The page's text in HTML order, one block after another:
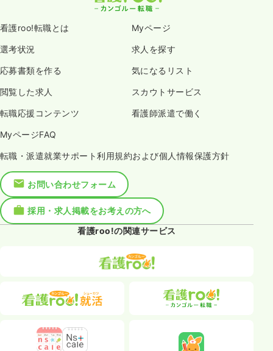
看護roo!転職とは Myページ
選考状況 求人を探す
応募書類を作る 気になるリスト
閲覧した求人 スカウトサービス
転職応援コンテンツ 看護師派遣で働く
MyページFAQ
転職・派遣就業サポート利用規約および個人情報保護方針
お問い合わせフォーム
採用・求人掲載をお考えの方へ
看護roo!の関連サービス